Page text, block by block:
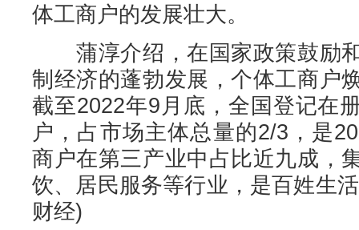
体工商户的发展壮大。
蒲淳介绍，在国家政策鼓励
制经济的蓬勃发展，个体工商户
截至2022年9月底，全国登记在
户，占市场主体总量的2/3，是
商户在第三产业中占比近九成，
饮、居民服务等行业，是百姓生
财经)